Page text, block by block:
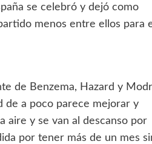
se celebró y dejó como
menos entre ellos para
de Benzema, Hazard y
de a poco parece mejorar y
aire y se van al descanso por
por tener más de un mes